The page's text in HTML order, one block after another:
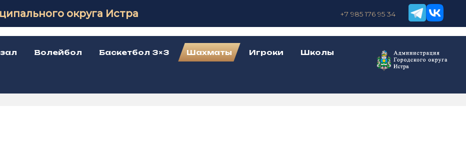
округа Истра +7 985 176 95 34
Волейбол Баскетбол 3×3 Шахматы Игроки Школы